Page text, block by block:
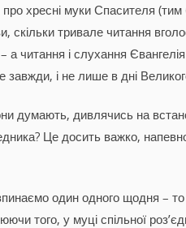
хресні муки Спасителя
скільки тривале читання
читання і слухання
завжди, і не лише в дні
думають, дивлячись на
Це досить важко,
один одного щодня –
того, у муці спільної